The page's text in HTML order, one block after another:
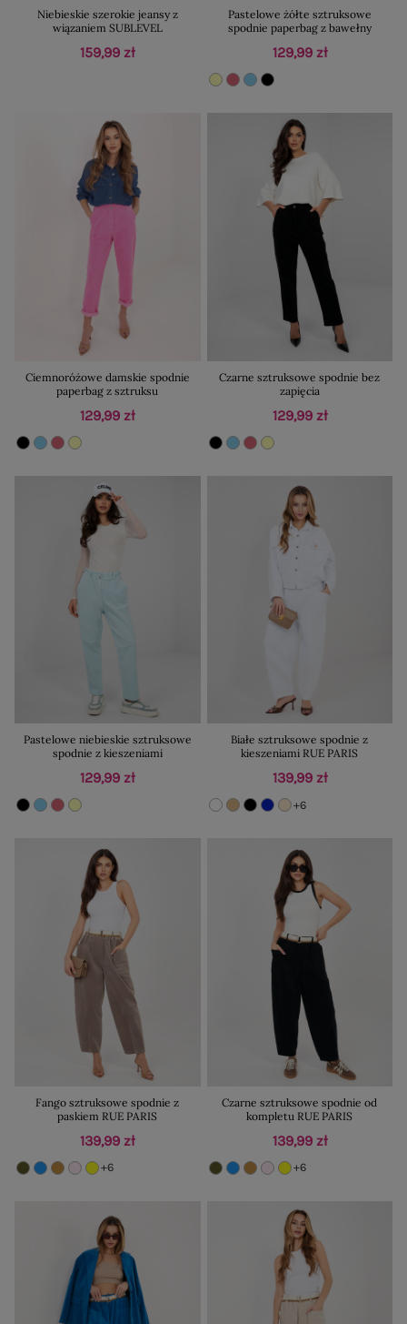
Niebieskie szerokie jeansy z
wiązaniem SUBLEVEL
159,99 zł
Pastelowe żółte sztruksowe
spodnie paperbag z bawełny
129,99 zł
Ciemnoróżowe damskie spodnie
paperbag z sztruksu
129,99 zł
Czarne sztruksowe spodnie bez
zapięcia
129,99 zł
Pastelowe niebieskie sztruksowe
spodnie z kieszeniami
129,99 zł
Białe sztruksowe spodnie z
kieszeniami RUE PARIS
139,99 zł
+6
Fango sztruksowe spodnie z
paskiem RUE PARIS
139,99 zł
+6
Czarne sztruksowe spodnie od
kompletu RUE PARIS
139,99 zł
+6